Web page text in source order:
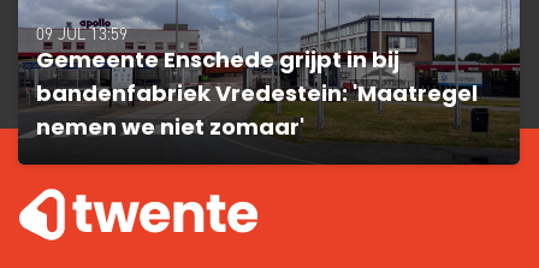
09 JUL 13:59
Gemeente Enschede grijpt in bij
bandenfabriek Vredestein: 'Maatregel
nemen we niet zomaar'